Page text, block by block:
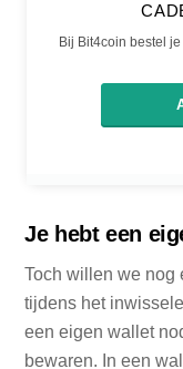
Bij Bit4coin bestel
Je hebt een
Toch willen we nog
tijdens het
een eigen wallet
bewaren. In een